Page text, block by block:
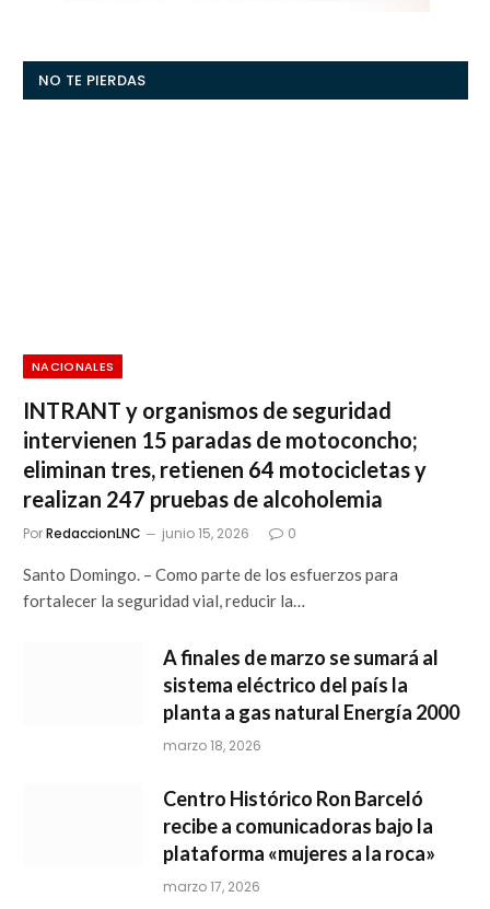
NO TE PIERDAS
NACIONALES
INTRANT y organismos de seguridad
intervienen 15 paradas de motoconcho;
eliminan tres, retienen 64 motocicletas y
realizan 247 pruebas de alcoholemia
PorRedaccionLNC junio 15, 2026 0
Santo Domingo. – Como parte de los esfuerzos para
fortalecer la seguridad vial, reducir la…
A finales de marzo se sumará al
sistema eléctrico del país la
planta a gas natural Energía 2000
marzo 18, 2026
Centro Histórico Ron Barceló
recibe a comunicadoras bajo la
plataforma «mujeres a la roca»
marzo 17, 2026